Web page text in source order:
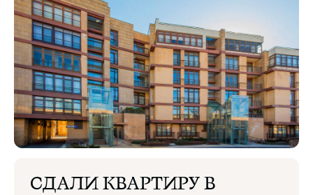
СДАЛИ КВАРТИРУ В